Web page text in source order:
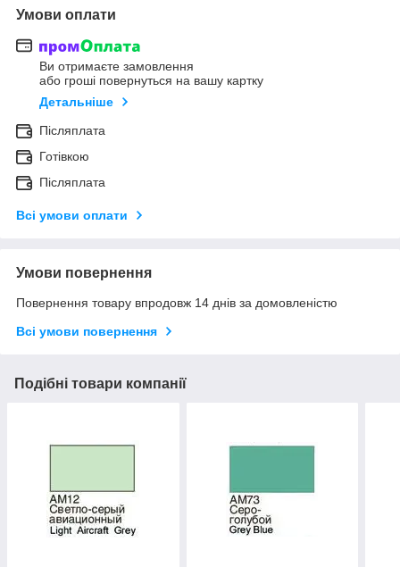
Умови оплати
Ви отримаєте замовлення
або гроші повернуться на вашу картку
Детальніше
Післяплата
Готівкою
Післяплата
Всі умови оплати
Умови повернення
Повернення товару впродовж 14 днів за домовленістю
Всі умови повернення
Подібні товари компанії